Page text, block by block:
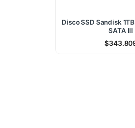
Disco SSD Sandisk
SATA III
$